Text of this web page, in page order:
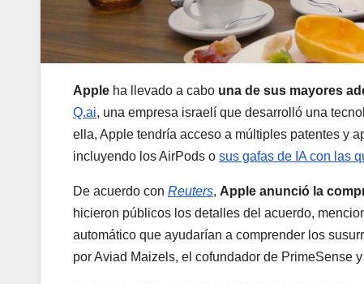
Apple ha llevado a cabo una de sus mayores
Q.ai, una empresa israelí que desarrolló una
ella, Apple tendría acceso a múltiples patentes y
incluyendo los AirPods o sus gafas de IA con las
De acuerdo con Reuters, Apple anunció la
hicieron públicos los detalles del acuerdo,
automático que ayudarían a comprender los
por Aviad Maizels, el cofundador de PrimeSense